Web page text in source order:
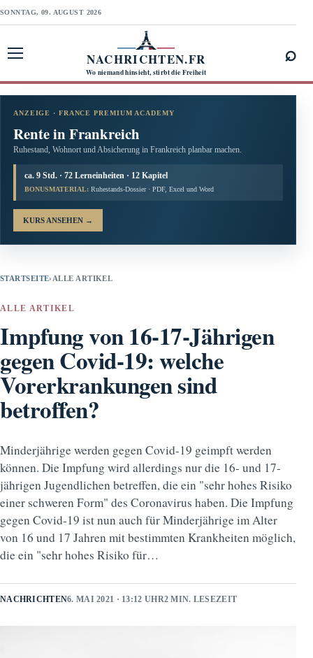
SONNTAG, 09. AUGUST 2026
NACHRICHTEN.FR
Wo niemand hinsieht, stirbt die Freiheit
⌕
ANZEIGE · FRANCE PREMIUM ACADEMY
Rente in Frankreich
Ruhestand, Wohnort und Absicherung in Frankreich planbar machen.
ca. 9 Std. · 72 Lerneinheiten · 12 Kapitel
BONUSMATERIAL: Ruhestands-Dossier · PDF, Excel und Word
KURS ANSEHEN →
STARTSEITE› ALLE ARTIKEL
ALLE ARTIKEL
Impfung von 16-17-Jährigen
gegen Covid-19: welche
Vorerkrankungen sind
betroffen?
Minderjährige werden gegen Covid-19 geimpft werden
können. Die Impfung wird allerdings nur die 16- und 17-
jährigen Jugendlichen betreffen, die ein "sehr hohes Risiko
einer schweren Form" des Coronavirus haben. Die Impfung
gegen Covid-19 ist nun auch für Minderjährige im Alter
von 16 und 17 Jahren mit bestimmten Krankheiten möglich,
die ein "sehr hohes Risiko für…
NACHRICHTEN6. MAI 2021 · 13:12 UHR2 MIN. LESEZEIT